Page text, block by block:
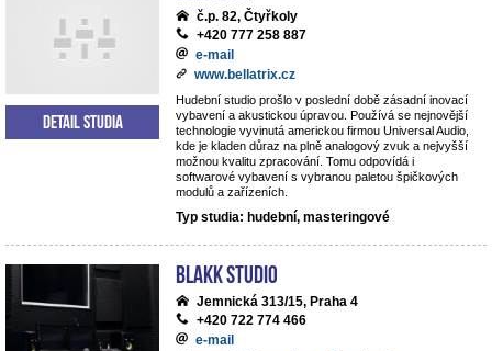
č.p. 82, Čtyřkoly
+420 777 258 887
e-mail
www.bellatrix.cz
Hudební studio prošlo v poslední době zásadní inovací
vybavení a akustickou úpravou. Používá se nejnovější
technologie vyvinutá americkou firmou Universal Audio,
kde je kladen důraz na plně analogový zvuk a nejvyšší
možnou kvalitu zpracování. Tomu odpovídá i
softwarové vybavení s vybranou paletou špičkových
modulů a zařízeních.
Typ studia: hudební, masteringové
Detail studia
Blakk Studio
Jemnická 313/15, Praha 4
+420 722 774 466
e-mail